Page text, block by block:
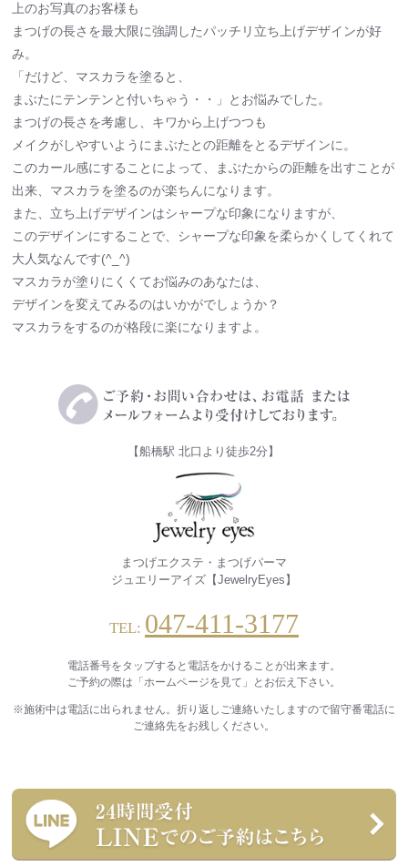
上のお写真のお客様も
まつげの長さを最大限に強調したパッチリ立ち上げデザインが好
み。
「だけど、マスカラを塗ると、
まぶたにテンテンと付いちゃう・・」とお悩みでした。
まつげの長さを考慮し、キワから上げつつも
メイクがしやすいようにまぶたとの距離をとるデザインに。
このカール感にすることによって、まぶたからの距離を出すことが
出来、マスカラを塗るのが楽ちんになります。
また、立ち上げデザインはシャープな印象になりますが、
このデザインにすることで、シャープな印象を柔らかくしてくれて
大人気なんです(^_^)
マスカラが塗りにくくてお悩みのあなたは、
デザインを変えてみるのはいかがでしょうか？
マスカラをするのが格段に楽になりますよ。
【船橋駅 北口より徒歩2分】
まつげエクステ・まつげパーマ
ジュエリーアイズ【JewelryEyes】
TEL: 047-411-3177
電話番号をタップすると電話をかけることが出来ます。
ご予約の際は「ホームページを見て」とお伝え下さい。
※施術中は電話に出られません。折り返しご連絡いたしますので留守番電話に
ご連絡先をお残しください。